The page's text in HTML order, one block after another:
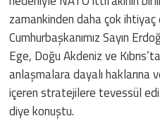
zamankinden daha çok
Cumhurbaşkanımız Sayın
Ege, Doğu Akdeniz ve
anlaşmalara dayalı haklarına
içeren stratejilere tevessül
diye konuştu.